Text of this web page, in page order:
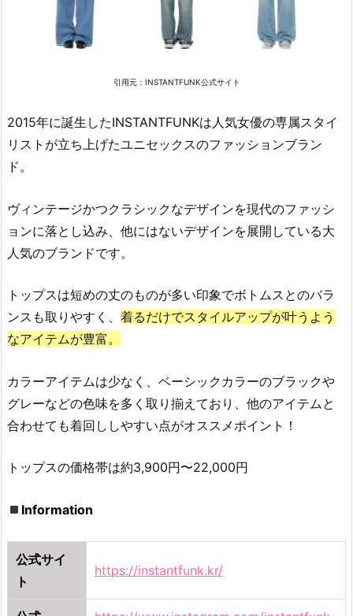
（ト
2.
1
S
O
（オ
イ）
韓
ブ
ラ
ン
の
レ
ド
を
抑
引用元： INSTANTFUNK公式サイト
2015年に誕生したINSTANTFUNKは人気女優の専属スタイ
リストが立ち上げたユニセックスのファッションブラン
ド。
ヴィンテージかつクラシックなデザインを現代のファッシ
ョンに落とし込み、他にはないデザインを展開している大
人気のブランドです。
トップスは短めの丈のものが多い印象でボトムスとのバラ
ンスも取りやすく、 着るだけでスタイルアップが叶うよう
なアイテムが豊富。
カラーアイテムは少なく、ベーシックカラーのブラックや
グレーなどの色味を多く取り揃えており、他のアイテムと
合わせても着回ししやすい点がオススメポイント！
トップスの価格帯は約3,900円〜22,000円
Information
公式サイ
ト
https://instantfunk.kr/